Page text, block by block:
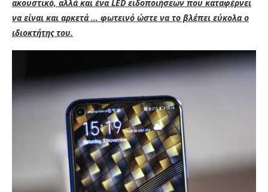
ακουστικό, αλλά και ένα LED ειδοποιήσεων που καταφέρνει
να είναι και αρκετά … φωτεινό ώστε να το βλέπει εύκολα ο
ιδιοκτήτης του.